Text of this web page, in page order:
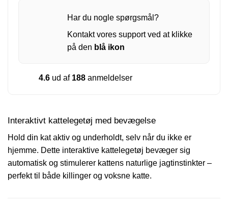
Har du nogle spørgsmål?
Kontakt vores support ved at klikke
på den blå ikon
4.6 ud af 188 anmeldelser
Interaktivt kattelegetøj med bevægelse
Hold din kat aktiv og underholdt, selv når du ikke er
hjemme. Dette interaktive kattelegetøj bevæger sig
automatisk og stimulerer kattens naturlige jagtinstinkter –
perfekt til både killinger og voksne katte.